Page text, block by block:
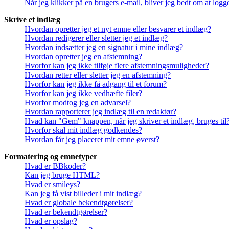
Når jeg klikker på en brugers e-mail, bliver jeg bedt om at
Skrive et indlæg
Hvordan opretter jeg et nyt emne eller besvarer et indlæg?
Hvordan redigerer eller sletter jeg et indlæg?
Hvordan indsætter jeg en signatur i mine indlæg?
Hvordan opretter jeg en afstemning?
Hvorfor kan jeg ikke tilføje flere afstemningsmuligheder?
Hvordan retter eller sletter jeg en afstemning?
Hvorfor kan jeg ikke få adgang til et forum?
Hvorfor kan jeg ikke vedhæfte filer?
Hvorfor modtog jeg en advarsel?
Hvordan rapporterer jeg indlæg til en redaktør?
Hvad kan "Gem" knappen, når jeg skriver et indlæg, bruges
Hvorfor skal mit indlæg godkendes?
Hvordan får jeg placeret mit emne øverst?
Formatering og emnetyper
Hvad er BBkoder?
Kan jeg bruge HTML?
Hvad er smileys?
Kan jeg få vist billeder i mit indlæg?
Hvad er globale bekendtgørelser?
Hvad er bekendtgørelser?
Hvad er opslag?